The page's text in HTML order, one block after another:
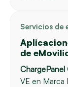
Servicios de
de
VE en Marca